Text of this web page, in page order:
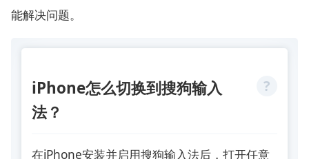
能解决问题。
iPhone怎么切换到搜狗输入
法？
在iPhone安装并启用搜狗输入法后，打开任意